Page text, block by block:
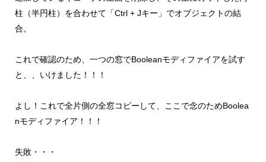
柱（半円柱）を合わせて「Ctrl + Jキー」でオブジェクトの結
合。
これで確認のため、一つの窓でBooleanモディファイアを試す
と、、いけました！！！
よし！これで全片側の全窓コピーして、ここで念のためBoolea
nモディファイア！！！
失敗・・・